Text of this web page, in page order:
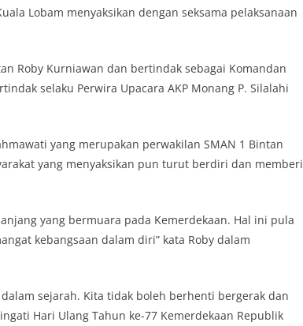
Lobam menyaksikan dengan seksama pelaksanaan
Roby Kurniawan dan bertindak sebagai Komandan
selaku Perwira Upacara AKP Monang P. Silalahi
yang merupakan perwakilan SMAN 1 Bintan
yang menyaksikan pun turut berdiri dan memberi
yang bermuara pada Kemerdekaan. Hal ini pula
kebangsaan dalam diri” kata Roby dalam
sejarah. Kita tidak boleh berhenti bergerak dan
Hari Ulang Tahun ke-77 Kemerdekaan Republik